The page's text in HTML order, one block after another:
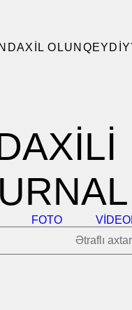
DAXIL OLUN
FOTO
Ətraflı